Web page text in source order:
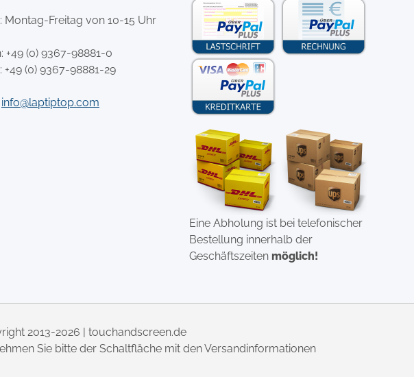
Montag-Freitag von 10-15 Uhr
+49 (0) 9367-98881-0
+49 (0) 9367-98881-29
info@laptiptop.com
Eine Abholung ist bei telefonischer
Bestellung innerhalb der
Geschäftszeiten möglich!
2013-2026 | touchandscreen.de
Sie bitte der Schaltfläche mit den Versandinformationen